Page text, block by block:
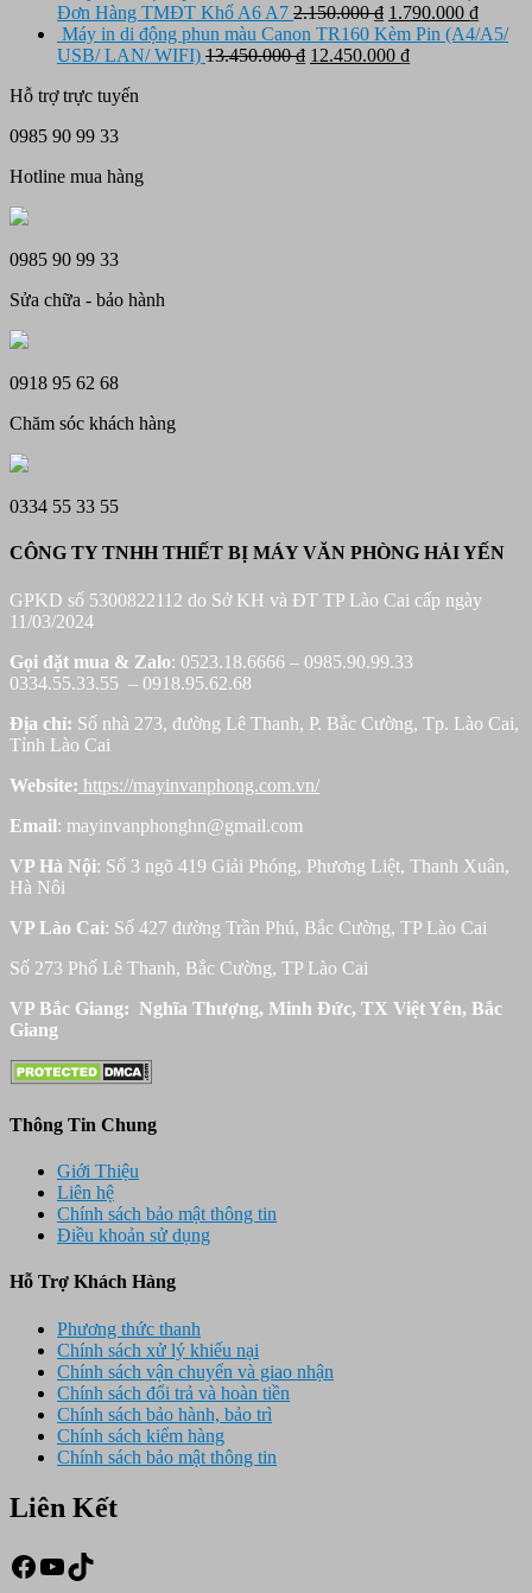
10.950.000 ₫.
là:
12.500.000 ₫.
tại
là:
11.450.000 ₫.
Đơn Hàng TMĐT Khổ A6 A7 2.150.000₫ Giá
gốc
là:
1.790.000 ₫Giá
hiện
Máy in di động phun màu Canon TR160 Kèm Pin (A4/A5/
USB/ LAN/ WIFI) 13.450.000₫ Giá
12.450.000 ₫Giá
Hỗ trợ trực tuyến
0985 90 99 33
Hotline mua hàng
0985 90 99 33
Sửa chữa - bảo hành
0918 95 62 68
Chăm sóc khách hàng
0334 55 33 55
CÔNG TY TNHH THIẾT BỊ MÁY VĂN PHÒNG HẢI YẾN
GPKD số 5300822112 do Sở KH và ĐT TP Lào Cai cấp ngày
11/03/2024
Gọi đặt mua & Zalo: 0523.18.6666 – 0985.90.99.33
0334.55.33.55 – 0918.95.62.68
Địa chỉ: Số nhà 273, đường Lê Thanh, P. Bắc Cường, Tp. Lào Cai,
Tỉnh Lào Cai
Website: https://mayinvanphong.com.vn/
Email: mayinvanphonghn@gmail.com
VP Hà Nội: Số 3 ngõ 419 Giải Phóng, Phương Liệt, Thanh Xuân,
Hà Nôi
VP Lào Cai: Số 427 đường Trần Phú, Bắc Cường, TP Lào Cai
Số 273 Phố Lê Thanh, Bắc Cường, TP Lào Cai
VP Bắc Giang: Nghĩa Thượng, Minh Đức, TX Việt Yên, Bắc
Giang
Thông Tin Chung
Giới Thiệu
Liên hệ
Chính sách bảo mật thông tin
Điều khoản sử dụng
Hỗ Trợ Khách Hàng
Phương thức thanh
Chính sách xử lý khiếu nại
Chính sách vận chuyển và giao nhận
Chính sách đổi trả và hoàn tiền
Chính sách bảo hành, bảo trì
Chính sách kiểm hàng
Chính sách bảo mật thông tin
Liên Kết
Facebook
Youtube
TikTok